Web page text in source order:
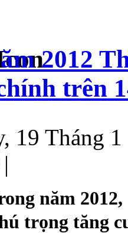
2012
trên
19 Tháng
năm
trọng tăng